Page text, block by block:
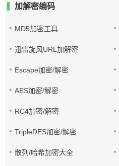
加解密编码
MD5加密工具
迅雷旋风URL加解密
Escape加密/解密
AES加密/解密
RC4加密/解密
TripleDES加密/解密
散列/哈希加密大全